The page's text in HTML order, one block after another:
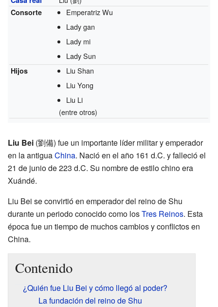
Consorte
Emperatriz Wu
Lady gan
Lady mi
Lady Sun
Hijos
Liu Shan
Liu Yong
Liu Li
(entre otros)
Liu Bei (劉備) fue un importante líder militar y emperador
en la antiguaChina. Nació en el año 161 d.C. y falleció el
21 de junio de 223 d.C. Su nombre de estilo chino era
Xuándé.
Liu Bei se convirtió en emperador del reino de Shu
durante un periodo conocido como losTres Reinos. Esta
época fue un tiempo de muchos cambios y conflictos en
China.
Contenido
¿Quién fue Liu Bei y cómo llegó al poder?
La fundación del reino de Shu